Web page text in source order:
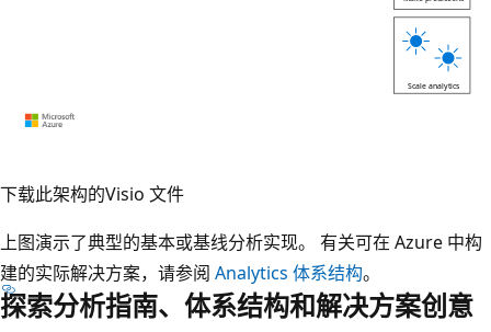
此
显
示
了
下载此架构的Visio 文件
上图演示了典型的基本或基线分析实现。 有关可在 Azure 中构
建的实际解决方案，请参阅 Analytics 体系结构。
探索分析指南、体系结构和解决方案创意